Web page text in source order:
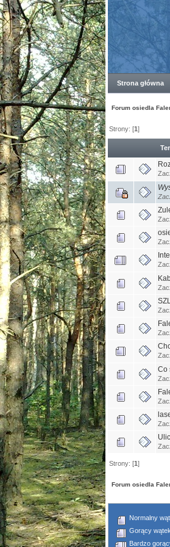
Strona główna
Forum osiedla
Strony: [1]
Co
Strony: [1]
Forum osiedla
Normalny
Gorący
Bardzo